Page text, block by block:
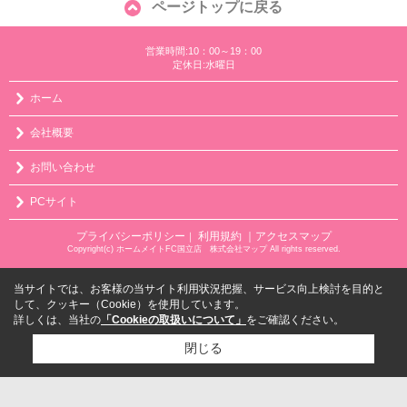
ページトップに戻る
営業時間:10：00～19：00
定休日:水曜日
ホーム
会社概要
お問い合わせ
PCサイト
プライバシーポリシー ｜ 利用規約 ｜アクセスマップ
Copyright(c) ホームメイトFC国立店 株式会社マップ All rights reserved.
当サイトでは、お客様の当サイト利用状況把握、サービス向上検討を目的と
して、クッキー（Cookie）を使用しています。
詳しくは、当社の 「Cookieの取扱いについて」 をご確認ください。
閉じる